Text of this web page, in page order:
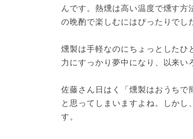
んです。熱燻は高い温度で燻す
の晩酌で楽しむにはぴったりでし
燻製は手軽なのにちょっとしたひ
力にすっかり夢中になり、以来い
佐藤さん日はく「燻製はおうちで
と思ってしまいますよね。しか
す。